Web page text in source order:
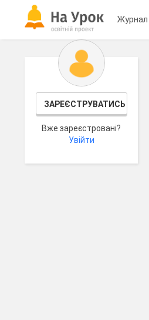
Журнал
ЗАРЕЄСТРУВАТИСЬ
Вже зареєстровані?
Увійти